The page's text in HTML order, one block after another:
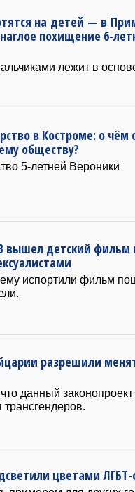
на детей — в
похищение 6-
лежит в
в Костроме: о чём
обществу?
5-летней Вероники
вышел детский фильм
испортили фильм
разрешили
данный законопроект
цветами ЛГБТ-